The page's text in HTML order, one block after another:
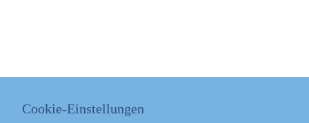
Cookie-Einstellungen